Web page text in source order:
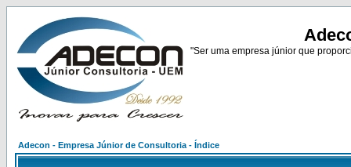
"Ser uma empresa júnior que
Adecon - Empresa Júnior de Consultoria - Índice